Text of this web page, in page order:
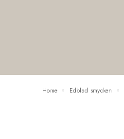
Home Edblad smycken